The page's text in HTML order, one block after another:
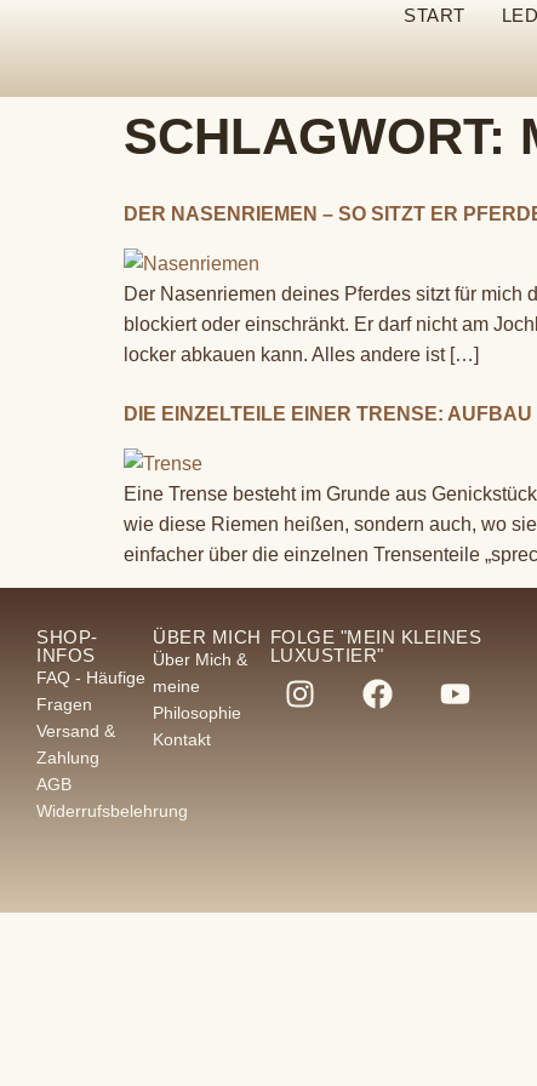
START
SCHLAGWORT:
DER NASENRIEMEN – SO SITZT ER
Der Nasenriemen deines Pferdes sitzt für
blockiert oder einschränkt. Er darf nicht am
locker abkauen kann. Alles andere ist […]
DIE EINZELTEILE EINER TRENSE:
Eine Trense besteht im Grunde aus
wie diese Riemen heißen, sondern auch, wo
einfacher über die einzelnen Trensenteile
SHOP-
INFOS
FAQ - Häufige
Fragen
Versand &
Zahlung
AGB
Widerrufsbelehrung
ÜBER MICH
Über Mich &
meine
Philosophie
Kontakt
FOLGE "MEIN KLEINES
LUXUSTIER"